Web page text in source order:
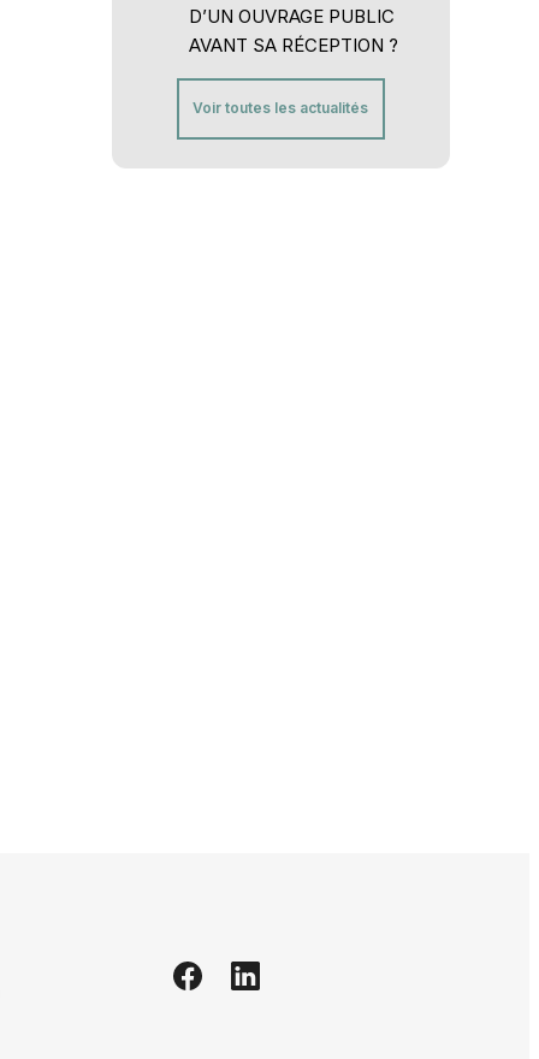
D’UN OUVRAGE PUBLIC
AVANT SA RÉCEPTION ?
Voir toutes les actualités